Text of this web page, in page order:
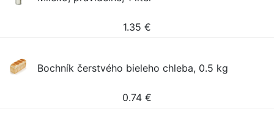
1.35 €
Bochník čerstvého bieleho chleba, 0.5 kg
0.74 €